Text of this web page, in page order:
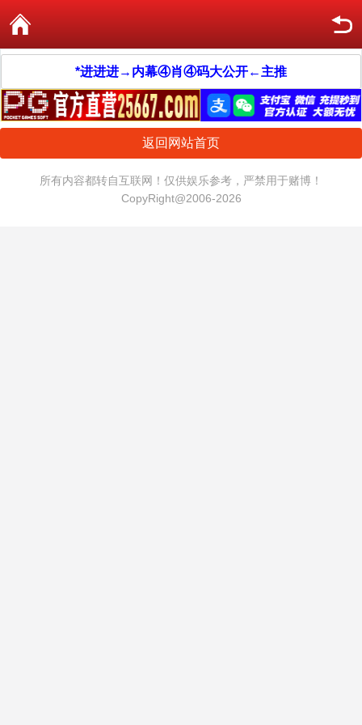
*进进进→内幕④肖④码大公开←主推
返回网站首页
所有内容都转自互联网！仅供娱乐参考，严禁用于赌博！
CopyRight@2006-2026